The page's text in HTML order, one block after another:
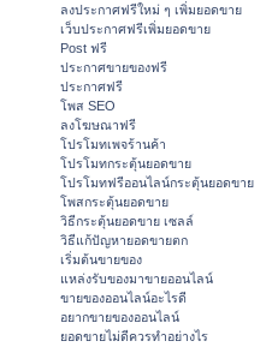
ลงประกาศฟรีใหม่ ๆ เพิ่มยอดขาย
เว็บประกาศฟรีเพิ่มยอดขาย
Post ฟรี
ประกาศขายของฟรี
ประกาศฟรี
โพส SEO
ลงโฆษณาฟรี
โปรโมทเพจร้านค้า
โปรโมทกระตุ้นยอดขาย
โปรโมทฟรีออนไลน์กระตุ้นยอดขาย
โพสกระตุ้นยอดขาย
วิธีกระตุ้นยอดขาย เซลล์
วิธีแก้ปัญหายอดขายตก
เริ่มต้นขายของ
แหล่งรับของมาขายออนไลน์
ขายของออนไลน์อะไรดี
อยากขายของออนไลน์
ยอดขายไม่ดีควรทำอย่างไร